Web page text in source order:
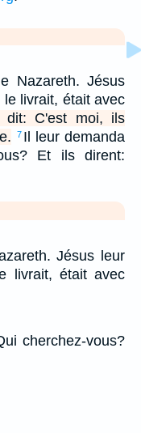
Nazareth. Jésus
livrait, était avec
dit: C'est moi, ils
7 Il leur demanda
Et ils dirent:
Jésus leur
livrait, était avec
cherchez-vous?